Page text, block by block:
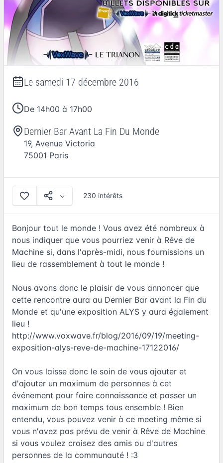
Le samedi 17 décembre 2016
De 14h00 à 17h00
Dernier Bar Avant La Fin Du Monde
19, Avenue Victoria
75001 Paris
230 intérêts
Bonjour tout le monde ! Vous avez été nombreux à
nous indiquer que vous pourriez venir à Rêve de
Machine si, dans l'après-midi, nous fournissions un
lieu de rassemblement à tout le monde !
Nous avons donc le plaisir de vous annoncer que
cette rencontre aura au Dernier Bar avant la Fin du
Monde et qu'une exposition ALYS y aura également
lieu !
http://www.voxwave.fr/blog/2016/09/19/meeting-
exposition-alys-reve-de-machine-17122016/
On vous laisse donc le soin de vous ajouter et
d'ajouter un maximum de personnes à cet
événement pour faire connaissance et passer un
maximum de bon temps tous ensemble ! Bien
entendu, vous pouvez venir à ce meeting même si
vous n'avez pas prévu de venir à Rêve de Machine
si vous voulez croisez des amis ou d'autres
personnes de la communauté ! :3